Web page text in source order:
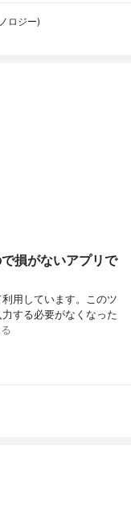
ロジー)
損がないアプリで
用しています。このツ
する必要がなくなった